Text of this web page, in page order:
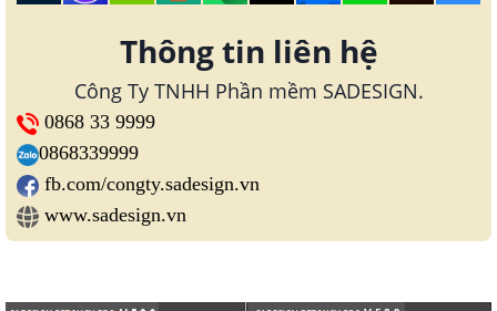
Thông tin liên hệ
Công Ty TNHH Phần mềm SADESIGN.
0868 33 9999
0868339999
fb.com/congty.sadesign.vn
www.sadesign.vn